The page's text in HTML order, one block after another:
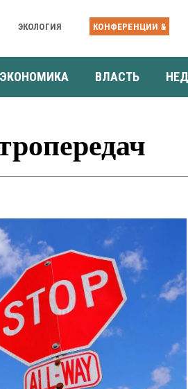
ЭКОЛОГИЯ КОНФЕРЕНЦИИ &
ЭКОНОМИКА ВЛАСТЬ